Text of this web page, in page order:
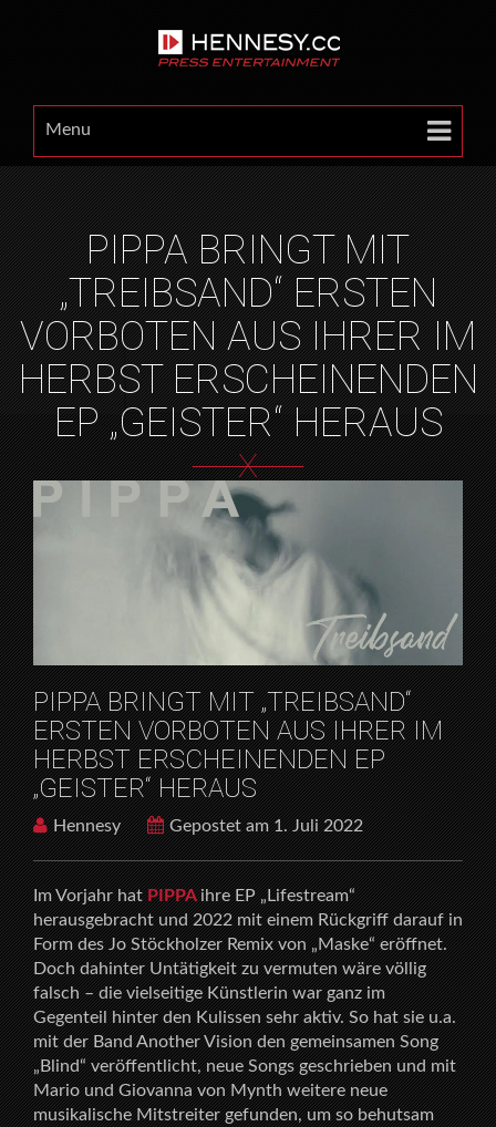
Menu
PIPPA BRINGT MIT
„TREIBSAND“ ERSTEN
VORBOTEN AUS IHRER IM
HERBST ERSCHEINENDEN
EP „GEISTER“ HERAUS
X
HOME
RELEASES
PIPPA BRINGT MIT „TREIBSAND“ ERSTEN VORBOTEN
AUS IHRER IM HERBST ERSCHEINENDEN EP
„GEISTER“ HERAUS
PIPPA BRINGT MIT „TREIBSAND“
ERSTEN VORBOTEN AUS IHRER IM
HERBST ERSCHEINENDEN EP
„GEISTER“ HERAUS
Hennesy Gepostet am 1. Juli 2022
Im Vorjahr hat PIPPAihre EP „Lifestream“
herausgebracht und 2022 mit einem Rückgriff darauf in
Form des Jo Stöckholzer Remix von „Maske“ eröffnet.
Doch dahinter Untätigkeit zu vermuten wäre völlig
falsch – die vielseitige Künstlerin war ganz im
Gegenteil hinter den Kulissen sehr aktiv. So hat sie u.a.
mit der Band Another Vision den gemeinsamen Song
„Blind“ veröffentlicht, neue Songs geschrieben und mit
Mario und Giovanna von Mynth weitere neue
musikalische Mitstreiter gefunden, um so behutsam